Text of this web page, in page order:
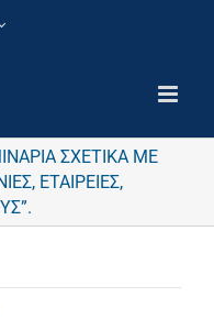
ΣΧΕΤΙΚΑ ΜΕ
ΕΤΑΙΡΕΙΕΣ,